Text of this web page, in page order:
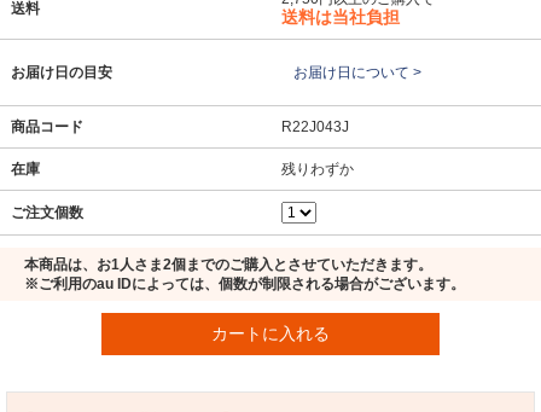
送料 送料は当社負担
お届け日の目安 お届け日について >
商品コード R22J043J
在庫 残りわずか
ご注文個数
本商品は、お1人さま2個までのご購入とさせていただきます。
※ご利用のau IDによっては、個数が制限される場合がございます。
カートに入れる